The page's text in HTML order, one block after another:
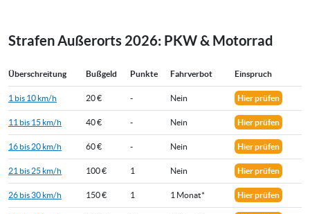
Strafen Außerorts 2026: PKW & Motorrad
Überschreitung Bußgeld Punkte Fahrverbot Einspruch
1 bis 10 km/h 20 € - Nein Hier prüfen
11 bis 15 km/h 40 € - Nein Hier prüfen
16 bis 20 km/h 60 € - Nein Hier prüfen
21 bis 25 km/h 100 € 1 Nein Hier prüfen
26 bis 30 km/h 150 € 1 1 Monat* Hier prüfen